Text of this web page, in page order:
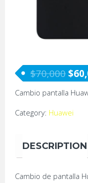
$70,000 $
Cambio pantalla
Category: Huawei
DESCRIPTION
Cambio de pantalla